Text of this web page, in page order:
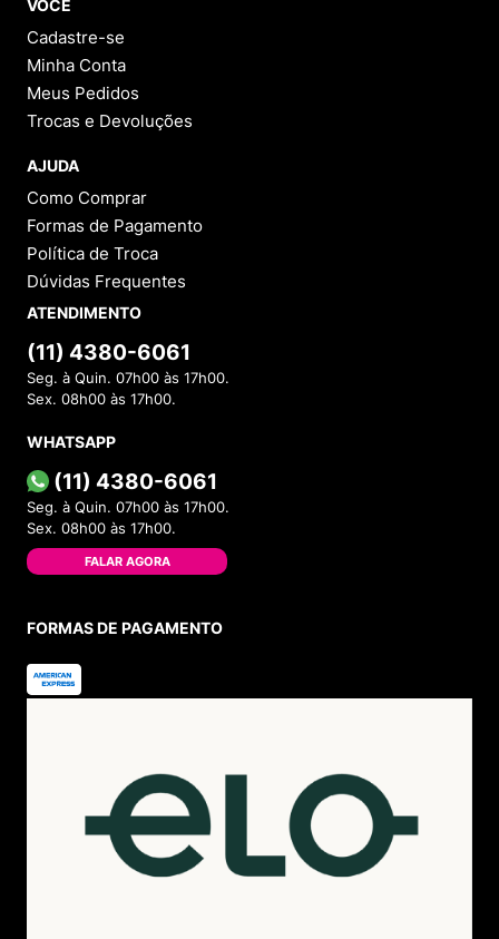
VOCÊ
Cadastre-se
Minha Conta
Meus Pedidos
Trocas e Devoluções
AJUDA
Como Comprar
Formas de Pagamento
Política de Troca
Dúvidas Frequentes
ATENDIMENTO
(11) 4380-6061
Seg. à Quin. 07h00 às 17h00.
Sex. 08h00 às 17h00.
WHATSAPP
(11) 4380-6061
Seg. à Quin. 07h00 às 17h00.
Sex. 08h00 às 17h00.
FALAR AGORA
FORMAS DE PAGAMENTO